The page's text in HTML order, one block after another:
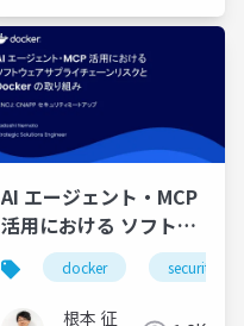
sbom コンテナ
AI エージェント・MCP
活用における ソフトウ
ェアサプライチェーン
リスクと Docker の取
り組み
docker security
根本 征